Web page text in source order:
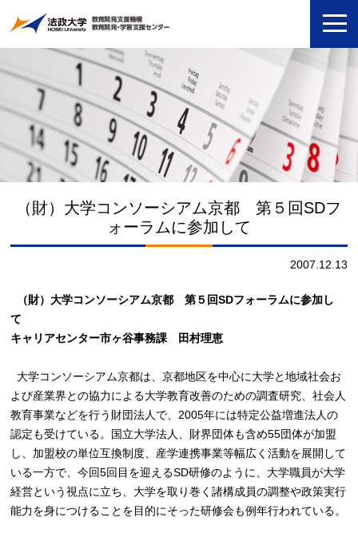
（財）大学コンソーシアム京都 第５回SDフ
ォーラムに参加して
2007.12.13
（財）大学コンソーシアム京都 第５回SDフォーラムに参加し
て
キャリアセンター市ヶ谷事務課 田村理恵
大学コンソーシアム京都は、京都地区を中心に大学と地域社会お
よび産業界との協力による大学教育改善のための調査研究、社会人
教育事業などを行う財団法人で、2005年には特定公益増進法人の
認定も受けている。国立大学法人、財界団体も含め55団体が加盟
し、加盟校の単位互換制度、産学連携事業等幅広く活動を展開して
いる一方で、今回5回目を迎えるSD研修のように、大学職員が大学
経営という視点に立ち、大学を取り巻く諸構成員の調整や政策実行
能力を身につけることを目的にそった研修会も例年行われている。